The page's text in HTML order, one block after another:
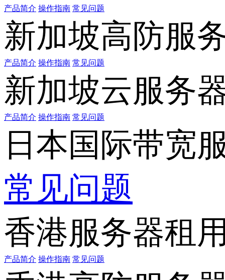
产品简介 操作指南 常见问题
新加坡高防服
产品简介 操作指南 常见问题
新加坡云服务
产品简介 操作指南 常见问题
日本国际带宽
常见问题
香港服务器租
产品简介 操作指南 常见问题